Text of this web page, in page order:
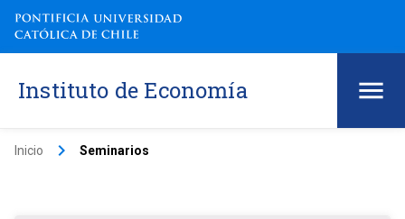
Instituto de Economía
Inicio keyboard_arrow_right Seminarios